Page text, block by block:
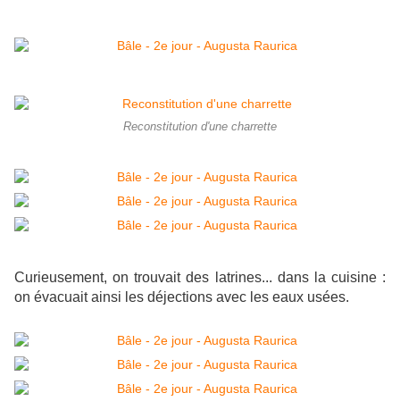
Reconstitution d'une charrette
Curieusement, on trouvait des latrines... dans la cuisine :
on évacuait ainsi les déjections avec les eaux usées.